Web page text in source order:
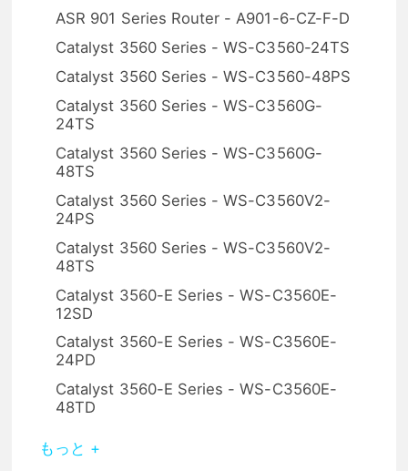
ASR 901 Series Router - A901-6-CZ-F-D
Catalyst 3560 Series - WS-C3560-24TS
Catalyst 3560 Series - WS-C3560-48PS
Catalyst 3560 Series - WS-C3560G-
24TS
Catalyst 3560 Series - WS-C3560G-
48TS
Catalyst 3560 Series - WS-C3560V2-
24PS
Catalyst 3560 Series - WS-C3560V2-
48TS
Catalyst 3560-E Series - WS-C3560E-
12SD
Catalyst 3560-E Series - WS-C3560E-
24PD
Catalyst 3560-E Series - WS-C3560E-
48TD
もっと +